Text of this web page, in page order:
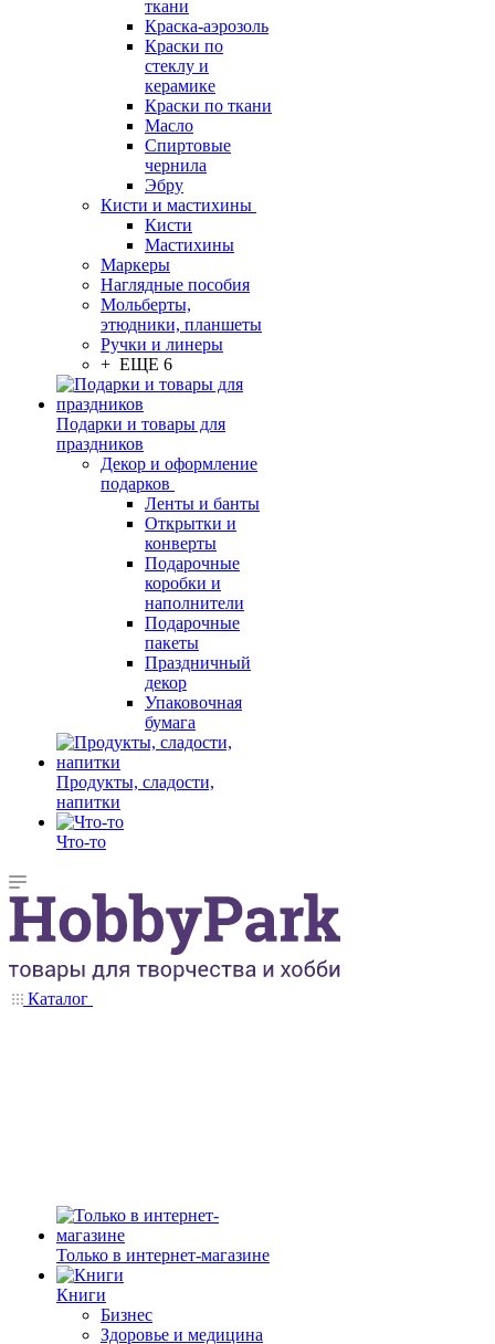
ткани
Краска-аэрозоль
Краски по
стеклу и
керамике
Краски по ткани
Масло
Спиртовые
чернила
Эбру
Кисти и мастихины
Кисти
Мастихины
Маркеры
Наглядные пособия
Мольберты,
этюдники, планшеты
Ручки и линеры
+ ЕЩЕ 6
Подарки и товары для
праздников
Декор и оформление
подарков
Ленты и банты
Открытки и
конверты
Подарочные
коробки и
наполнители
Подарочные
пакеты
Праздничный
декор
Упаковочная
бумага
Продукты, сладости,
напитки
Что-то
Каталог
Только в интернет-магазине
Книги
Бизнес
Здоровье и медицина